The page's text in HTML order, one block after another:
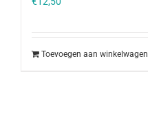
Toevoegen aan winkelwagen